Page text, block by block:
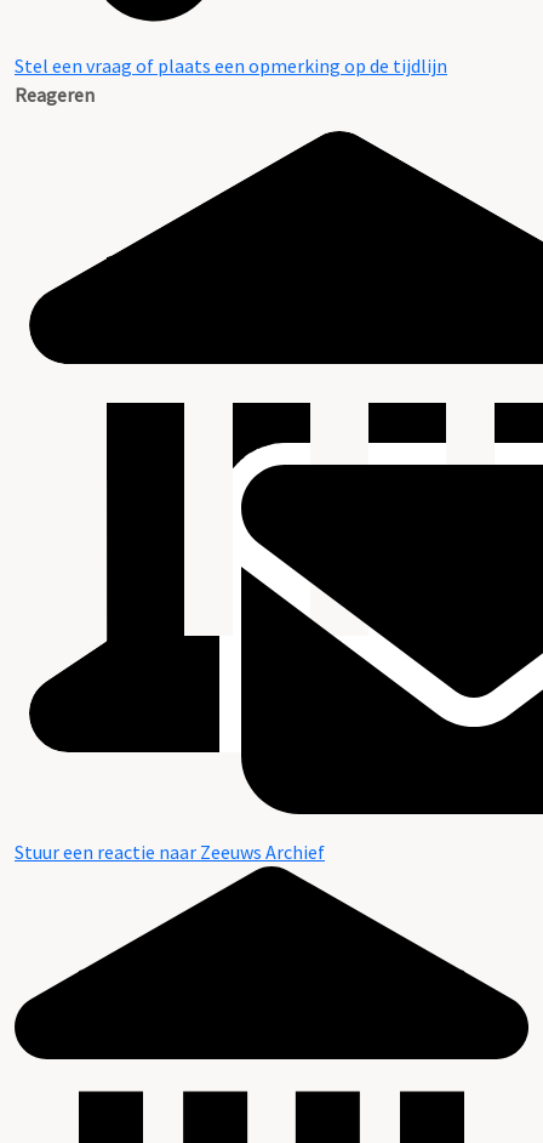
Stel een vraag of plaats een opmerking op de tijdlijn
Reageren
Stuur een reactie naar Zeeuws Archief